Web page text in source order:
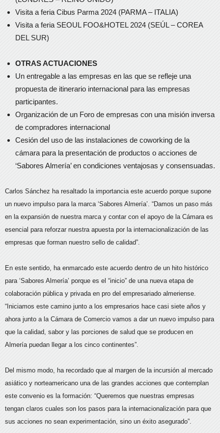
Visita a feria Cibus Parma 2024 (PARMA – ITALIA)
Visita a feria SEOUL FOO&HOTEL 2024 (SEÚL – COREA
DEL SUR)
OTRAS ACTUACIONES
Un entregable a las empresas en las que se refleje una
propuesta de itinerario internacional para las empresas
participantes.
Organización de un Foro de empresas con una misión inversa
de compradores internacional
Cesión del uso de las instalaciones de coworking de la
cámara para la presentación de productos o acciones de
‘Sabores Almería’ en condiciones ventajosas y consensuadas.
Carlos Sánchez ha resaltado la importancia este acuerdo porque supone
un nuevo impulso para la marca ‘Sabores Almería’. “Damos un paso más
en la expansión de nuestra marca y contar con el apoyo de la Cámara es
esencial para reforzar nuestra apuesta por la internacionalización de las
empresas que forman nuestro sello de calidad”.
En este sentido, ha enmarcado este acuerdo dentro de un hito histórico
para ‘Sabores Almería’ porque es el “inicio” de una nueva etapa de
colaboración pública y privada en pro del empresariado almeriense.
“Iniciamos este camino junto a los empresarios hace casi siete años y
ahora junto a la Cámara de Comercio vamos a dar un nuevo impulso para
que la calidad, sabor y las porciones de salud que se producen en
Almería puedan llegar a los cinco continentes”.
Del mismo modo, ha recordado que al margen de la incursión al mercado
asiático y norteamericano una de las grandes acciones que contemplan
este convenio es la formación: “Queremos que nuestras empresas
tengan claros cuales son los pasos para la internacionalización para que
sus acciones no sean experimentación, sino un éxito asegurado”.